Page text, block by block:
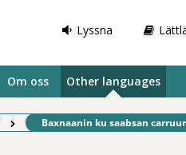
Lyssna
Om oss Other languages
Befintlig sida:
Baxnaanin ku saabsan